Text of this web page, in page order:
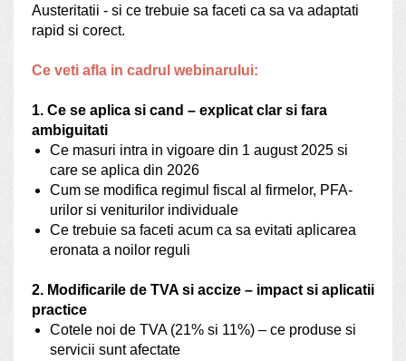
Austeritatii - si ce trebuie sa faceti ca sa va adaptati
rapid si corect.
Ce veti afla in cadrul webinarului:
1. Ce se aplica si cand – explicat clar si fara
ambiguitati
Ce masuri intra in vigoare din 1 august 2025 si
care se aplica din 2026
Cum se modifica regimul fiscal al firmelor, PFA-
urilor si veniturilor individuale
Ce trebuie sa faceti acum ca sa evitati aplicarea
eronata a noilor reguli
2. Modificarile de TVA si accize – impact si aplicatii
practice
Cotele noi de TVA (21% si 11%) – ce produse si
servicii sunt afectate